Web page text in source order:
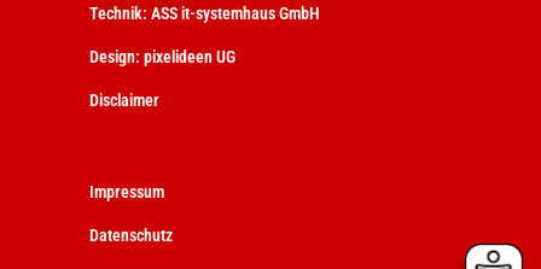
Technik: ASS it-systemhaus GmbH
Design: pixelideen UG
Disclaimer
Impressum
Datenschutz